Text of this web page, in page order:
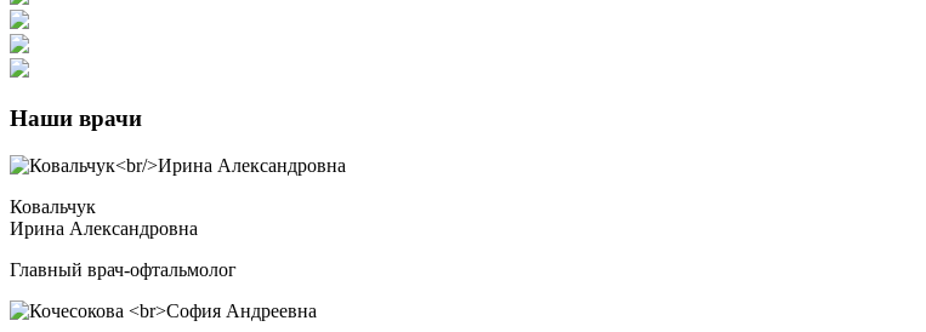
Наши врачи
Ковальчук
Ирина Александровна
Главный врач-офтальмолог